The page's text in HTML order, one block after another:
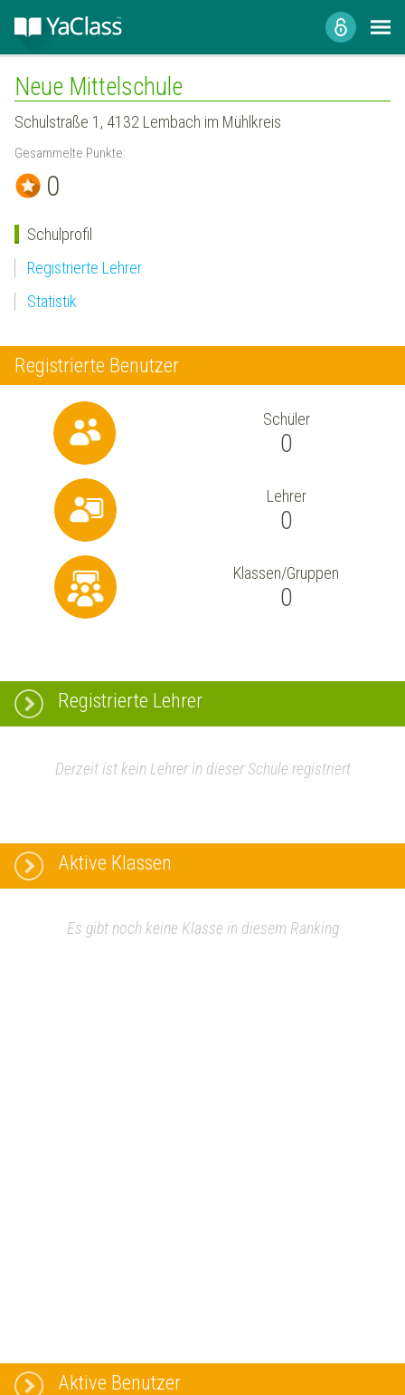
Neue Mittelschule
Schulstraße 1, 4132 Lembach im Mühlkreis
Gesammelte Punkte:
0
Schulprofil
Registrierte Lehrer
Statistik
Registrierte Benutzer
Schüler
0
Lehrer
0
Klassen/Gruppen
0
Registrierte Lehrer
Derzeit ist kein Lehrer in dieser Schule registriert
Aktive Klassen
Es gibt noch keine Klasse in diesem Ranking
Aktive Benutzer